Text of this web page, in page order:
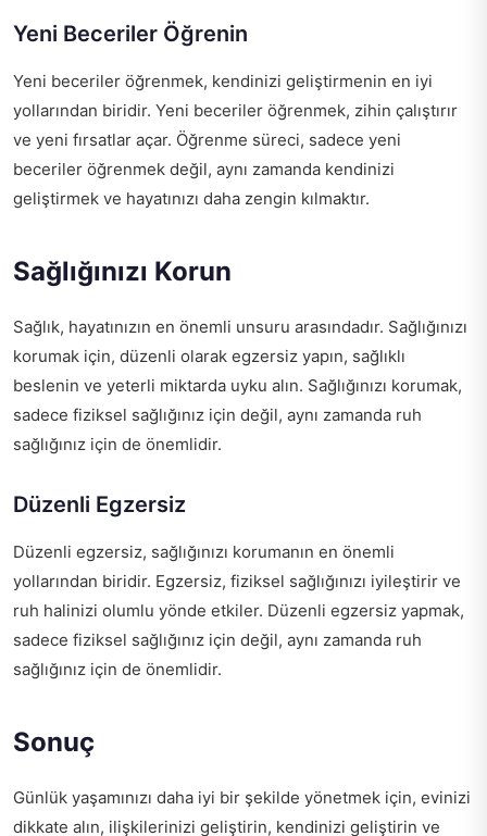
Yeni Beceriler Öğrenin
Yeni beceriler öğrenmek, kendinizi geliştirmenin en iyi
yollarından biridir. Yeni beceriler öğrenmek, zihin çalıştırır
ve yeni fırsatlar açar. Öğrenme süreci, sadece yeni
beceriler öğrenmek değil, aynı zamanda kendinizi
geliştirmek ve hayatınızı daha zengin kılmaktır.
Sağlığınızı Korun
Sağlık, hayatınızın en önemli unsuru arasındadır. Sağlığınızı
korumak için, düzenli olarak egzersiz yapın, sağlıklı
beslenin ve yeterli miktarda uyku alın. Sağlığınızı korumak,
sadece fiziksel sağlığınız için değil, aynı zamanda ruh
sağlığınız için de önemlidir.
Düzenli Egzersiz
Düzenli egzersiz, sağlığınızı korumanın en önemli
yollarından biridir. Egzersiz, fiziksel sağlığınızı iyileştirir ve
ruh halinizi olumlu yönde etkiler. Düzenli egzersiz yapmak,
sadece fiziksel sağlığınız için değil, aynı zamanda ruh
sağlığınız için de önemlidir.
Sonuç
Günlük yaşamınızı daha iyi bir şekilde yönetmek için, evinizi
dikkate alın, ilişkilerinizi geliştirin, kendinizi geliştirin ve